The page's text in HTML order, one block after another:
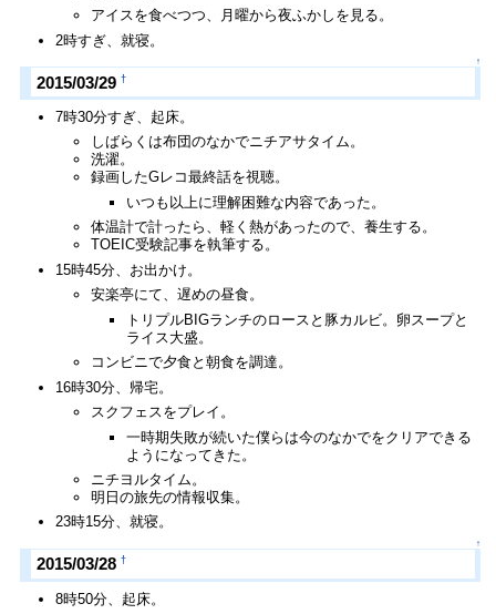
アイスを食べつつ、月曜から夜ふかしを見る。
2時すぎ、就寝。
↑
2015/03/29 †
7時30分すぎ、起床。
しばらくは布団のなかでニチアサタイム。
洗濯。
録画したGレコ最終話を視聴。
いつも以上に理解困難な内容であった。
体温計で計ったら、軽く熱があったので、養生する。
TOEIC受験記事を執筆する。
15時45分、お出かけ。
安楽亭にて、遅めの昼食。
トリプルBIGランチのロースと豚カルビ。卵スープと
ライス大盛。
コンビニで夕食と朝食を調達。
16時30分、帰宅。
スクフェスをプレイ。
一時期失敗が続いた僕らは今のなかでをクリアできる
ようになってきた。
ニチヨルタイム。
明日の旅先の情報収集。
23時15分、就寝。
↑
2015/03/28 †
8時50分、起床。